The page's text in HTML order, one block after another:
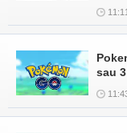
sau